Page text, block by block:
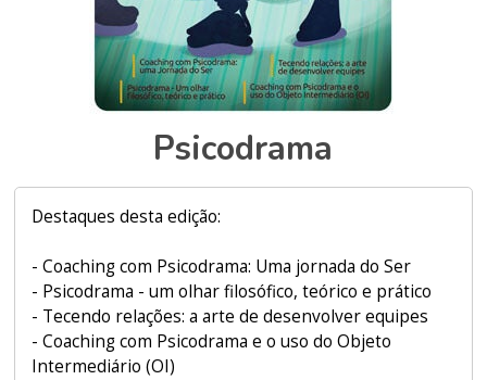
Psicodrama
Destaques desta edição:
- Coaching com Psicodrama: Uma jornada do Ser
- Psicodrama - um olhar filosófico, teórico e prático
- Tecendo relações: a arte de desenvolver equipes
- Coaching com Psicodrama e o uso do Objeto
Intermediário (OI)